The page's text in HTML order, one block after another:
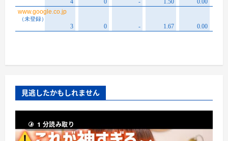
見逃したかもしれません
1 分読み取り